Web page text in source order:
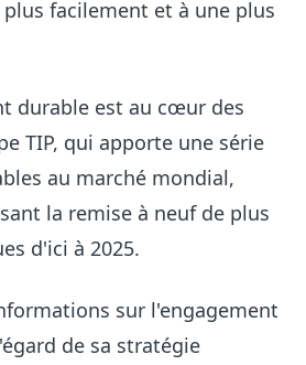
facilement et à une plus
durable est au cœur des
TIP, qui apporte une série
au marché mondial,
la remise à neuf de plus
d'ici à 2025.
sur l'engagement
de sa stratégie